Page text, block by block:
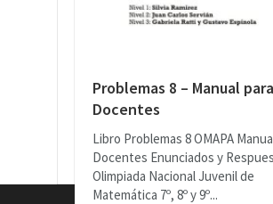
Problemas 8 – Manual para
Docentes
Libro Problemas 8 OMAPA
Docentes Enunciados y
Olimpiada Nacional Juvenil de
Matemática 7º, 8º y 9º...